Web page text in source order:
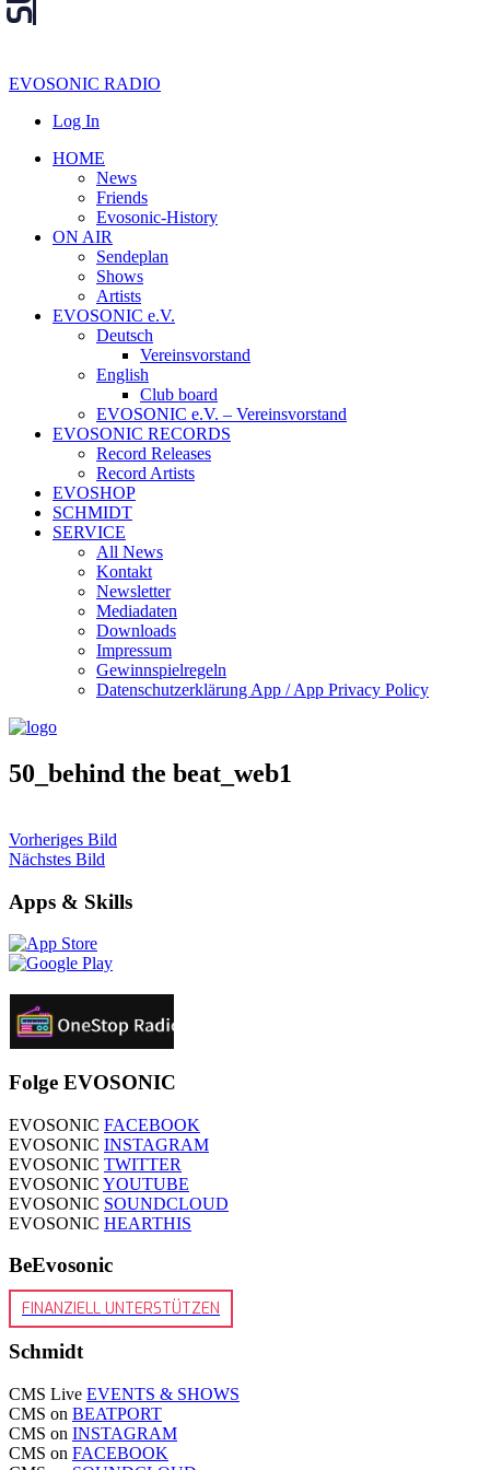
EVOSONIC RADIO
Log In
HOME
News
Friends
Evosonic-History
ON AIR
Sendeplan
Shows
Artists
EVOSONIC e.V.
Deutsch
Vereinsvorstand
English
Club board
EVOSONIC e.V. ‒ Vereinsvorstand
EVOSONIC RECORDS
Record Releases
Record Artists
EVOSHOP
SCHMIDT
SERVICE
All News
Kontakt
Newsletter
Mediadaten
Downloads
Impressum
Gewinnspielregeln
Datenschutzerklärung App / App Privacy Policy
50_behind the beat_web1
Vorheriges Bild
Nächstes Bild
Apps & Skills
Folge EVOSONIC
EVOSONIC FACEBOOK
EVOSONIC INSTAGRAM
EVOSONIC TWITTER
EVOSONIC YOUTUBE
EVOSONIC SOUNDCLOUD
EVOSONIC HEARTHIS
BeEvosonic
FINANZIELL UNTERSTÜTZEN
Schmidt
CMS Live EVENTS & SHOWS
CMS on BEATPORT
CMS on INSTAGRAM
CMS on FACEBOOK